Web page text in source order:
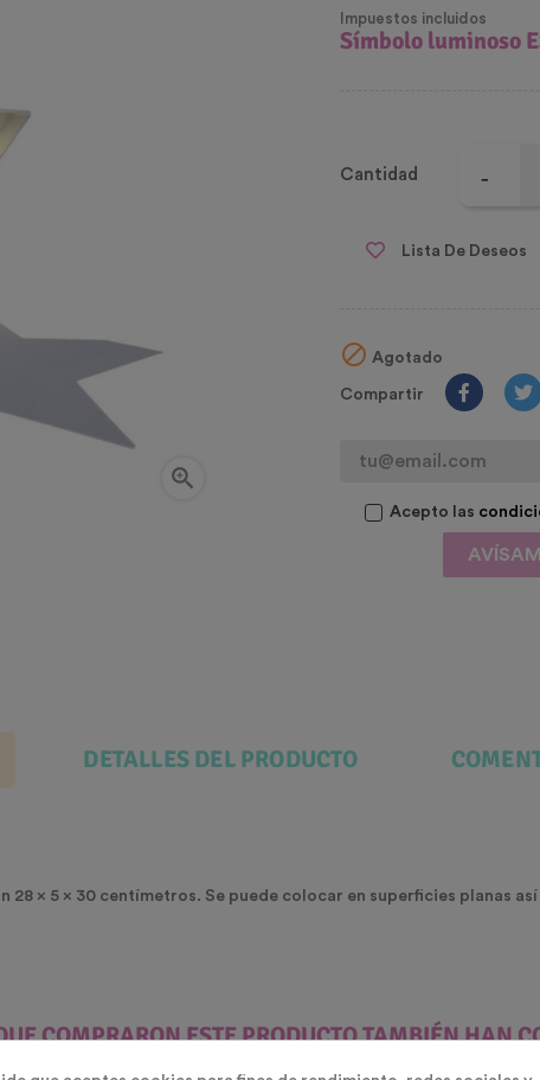

Impuestos incluidos
Símbolo luminoso
Cantidad
Lista De Deseos
 Agotado
Compartir
Acepto las
DETALLES DEL PRODUCTO
28 x 5 x 30 centímetros. Se puede colocar en superficies planas
COMPRARON ESTE PRODUCTO TAMBIÉN HAN